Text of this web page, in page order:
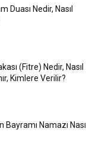
Duası Nedir, Nasıl
(Fitre) Nedir, Nasıl
Kimlere Verilir?
Bayramı Namazı Nasıl